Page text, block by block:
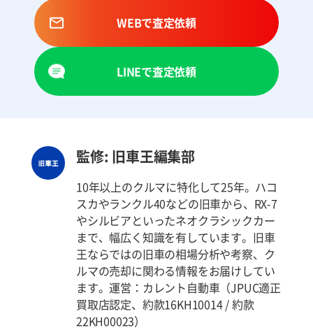
WEBで査定依頼
LINEで査定依頼
監修: 旧車王編集部
10年以上のクルマに特化して25年。ハコ
スカやランクル40などの旧車から、RX-7
やシルビアといったネオクラシックカー
まで、幅広く知識を有しています。旧車
王ならではの旧車の相場分析や考察、ク
ルマの売却に関わる情報をお届けしてい
ます。運営：カレント自動車（JPUC適正
買取店認定、約款16KH10014 / 約款
22KH00023）